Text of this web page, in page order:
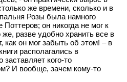
же времени, сколько и в
Розы была намного
он никогда не мог к
разве удобно хранить все в
как он мог забыть об этом! – в
располагались в
кого-то
И вообще, зачем кому-то